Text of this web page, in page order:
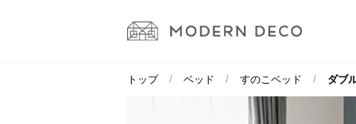
トップ ベッド すのこベッド ダブ